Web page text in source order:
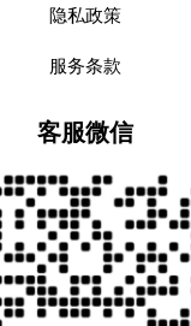
隐私政策
服务条款
客服微信